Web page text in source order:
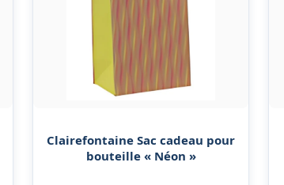
Clairefontaine Sac cadeau pour
bouteille « Néon »